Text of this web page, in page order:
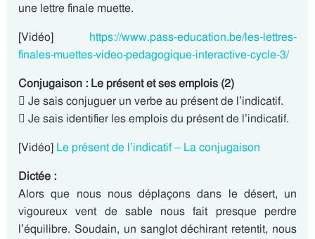
une lettre finale muette.
[Vidéo] https://www.pass-education.be/les-lettres-
finales-muettes-video-pedagogique-interactive-cycle-3/
Conjugaison : Le présent et ses emplois (2)
 Je sais conjuguer un verbe au présent de l’indicatif.
 Je sais identifier les emplois du présent de l’indicatif.
[Vidéo] Le présent de l’indicatif – La conjugaison
Dictée :
Alors que nous nous déplaçons dans le désert, un
vigoureux vent de sable nous fait presque perdre
l’équilibre. Soudain, un sanglot déchirant retentit, nous